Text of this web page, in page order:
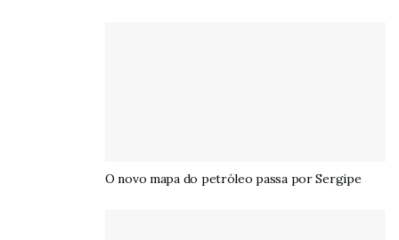
O novo mapa do petróleo passa por Sergipe